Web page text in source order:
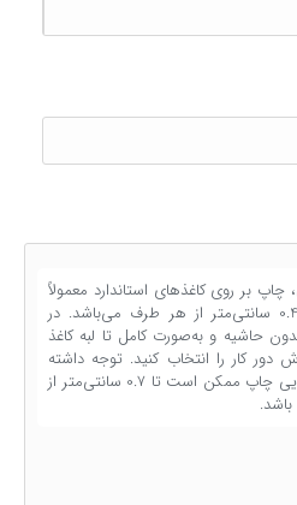
چاپ بر روی کاغذهای استاندارد معمولاً
دارای حاشیه سفید به اندازه 0.4 سانتی‌متر از هر طرف می‌باشد. در
حاشیه و به‌صورت کامل تا لبه کاغذ
دور کار را انتخاب کنید. توجه داشته
باشید که در این حالت، ابعاد نهایی چاپ ممکن است تا 0.7 سانتی‌متر از